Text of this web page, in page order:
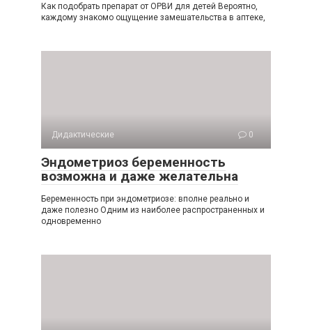
Как подобрать препарат от ОРВИ для детей Вероятно,
каждому знакомо ощущение замешательства в аптеке,
Дидактические 0
Эндометриоз беременность
возможна и даже желательна
Беременность при эндометриозе: вполне реально и
даже полезно Одним из наиболее распространенных и
одновременно